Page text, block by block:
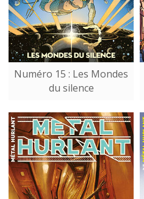
Numéro 15 : Les Mondes
du silence